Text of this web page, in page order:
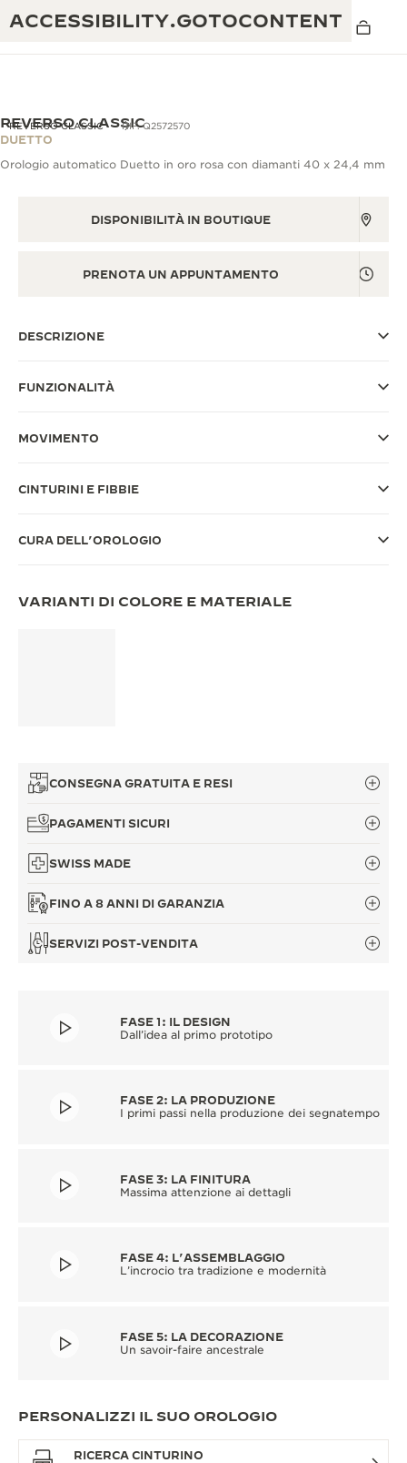
ACCESSIBILITY.GOTOCONTENT
GARANZIA ATMOS
IL REVERSO 1931 CAFÉ
REVERSO STORIES
THE SOUND MAKER
CREATIVITÀ: OLTRE 430 BREVETTI
REVERSO CLASSIC RIF. Q2572570
REVERSO CLASSIC
DUETTO
Orologio automatico Duetto in oro rosa con diamanti 40 x 24,4 mm
DISPONIBILITÀ IN BOUTIQUE
PRENOTA UN APPUNTAMENTO
DESCRIZIONE
FUNZIONALITÀ
MOVIMENTO
CINTURINI E FIBBIE
CURA DELL’OROLOGIO
VARIANTI DI COLORE E MATERIALE
CONSEGNA GRATUITA E RESI
PAGAMENTI SICURI
SWISS MADE
FINO A 8 ANNI DI GARANZIA
SERVIZI POST-VENDITA
FASE 1: IL DESIGN
Dall’idea al primo prototipo
FASE 2: LA PRODUZIONE
I primi passi nella produzione dei segnatempo
FASE 3: LA FINITURA
Massima attenzione ai dettagli
FASE 4: L’ASSEMBLAGGIO
L’incrocio tra tradizione e modernità
FASE 5: LA DECORAZIONE
Un savoir-faire ancestrale
PERSONALIZZI IL SUO OROLOGIO
RICERCA CINTURINO